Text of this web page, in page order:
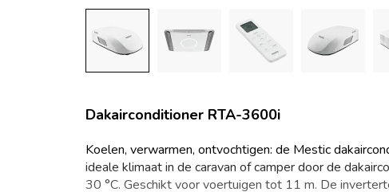
Dakairconditioner RTA-3600i
Koelen, verwarmen, ontvochtigen: de Mestic
ideale klimaat in de caravan of camper door de
30 °C. Geschikt voor voertuigen tot 11 m. De